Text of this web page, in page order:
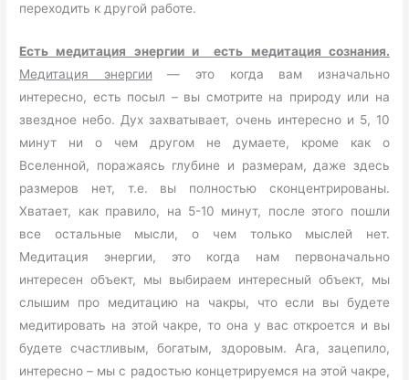
переходить к другой работе.
Есть медитация энергии и есть медитация сознания.
Медитация энергии — это когда вам изначально
интересно, есть посыл – вы смотрите на природу или на
звездное небо. Дух захватывает, очень интересно и 5, 10
минут ни о чем другом не думаете, кроме как о
Вселенной, поражаясь глубине и размерам, даже здесь
размеров нет, т.е. вы полностью сконцентрированы.
Хватает, как правило, на 5-10 минут, после этого пошли
все остальные мысли, о чем только мыслей нет.
Медитация энергии, это когда нам первоначально
интересен объект, мы выбираем интересный объект, мы
слышим про медитацию на чакры, что если вы будете
медитировать на этой чакре, то она у вас откроется и вы
будете счастливым, богатым, здоровым. Ага, зацепило,
интересно – мы с радостью концетрируемся на этой чакре,